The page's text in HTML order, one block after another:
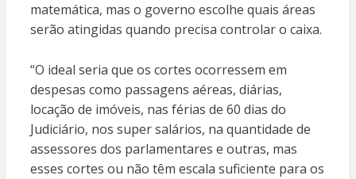
matemática, mas o governo escolhe quais áreas
serão atingidas quando precisa controlar o caixa.
“O ideal seria que os cortes ocorressem em
despesas como passagens aéreas, diárias,
locação de imóveis, nas férias de 60 dias do
Judiciário, nos super salários, na quantidade de
assessores dos parlamentares e outras, mas
esses cortes ou não têm escala suficiente para os